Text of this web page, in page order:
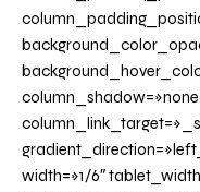
width=»1/6″